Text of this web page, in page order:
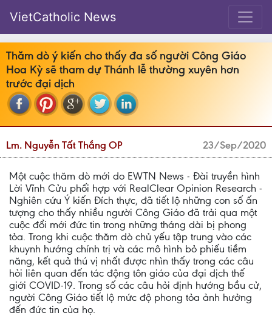
VietCatholic News
Thăm dò ý kiến cho thấy đa số người Công Giáo
Hoa Kỳ sẽ tham dự Thánh lễ thường xuyên hơn
trước đại dịch
Lm. Nguyễn Tất Thắng OP 23/Sep/2020
Một cuộc thăm dò mới do EWTN News - Đài truyền hình
Lời Vĩnh Cửu phối hợp với RealClear Opinion Research -
Nghiên cứu Ý kiến Đích thực, đã tiết lộ những con số ấn
tượng cho thấy nhiều người Công Giáo đã trải qua một
cuộc đổi mới đức tin trong những tháng dài bị phong
tỏa. Trong khi cuộc thăm dò chủ yếu tập trung vào các
khuynh hướng chính trị và các mô hình bỏ phiếu tiềm
năng, kết quả thú vị nhất được nhìn thấy trong các câu
hỏi liên quan đến tác động tôn giáo của đại dịch thế
giới COVID-19. Trong số các câu hỏi định hướng bầu cử,
người Công Giáo tiết lộ mức độ phong tỏa ảnh hưởng
đến đức tin của họ.